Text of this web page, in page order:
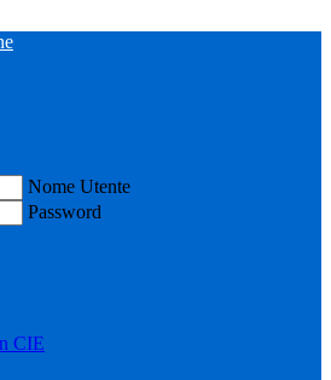
Nome Utente
Password
CIE